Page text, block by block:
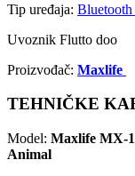
Tip uređaja:
Uvoznik Flutto doo
Proizvođač: Maxlife
TEHNIČKE
Model: Maxlife MX-
Animal